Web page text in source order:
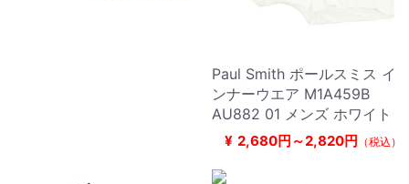
Paul Smith ポールスミス イ
ンナーウエア M1A459B
AU882 01 メンズ ホワイト
¥ 2,680円～2,820円 （税込）